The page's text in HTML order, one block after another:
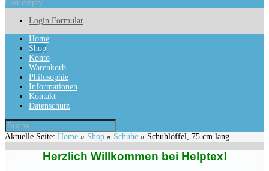
Cart empty
Login Formular
Home
Shop
Konto
Warenkorb
Philosophie
Informationen
Kontakt
Datenschutz
Aktuelle Seite: Home » Shop » Schuhe » Schuhlöffel, 75 cm lang
Herzlich Willkommen bei Helptex!